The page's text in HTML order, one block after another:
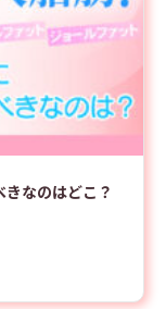
なのはどこ？